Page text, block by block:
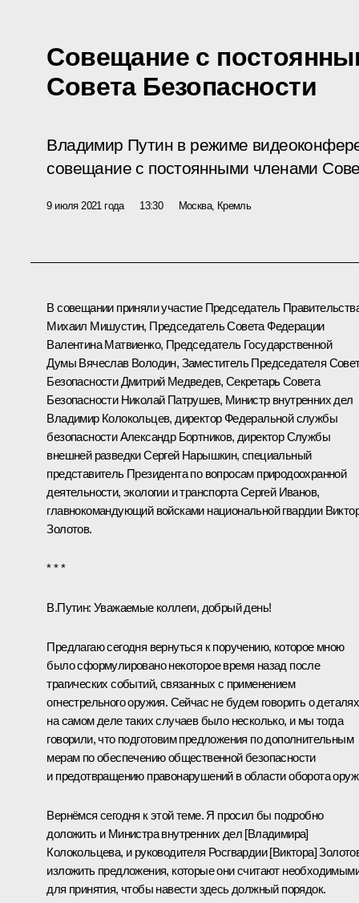
Совещание с
Совета Безопасности
Владимир Путин в режиме
совещание с постоянными членами
9 июля 2021 года 13:30 Москва, Кремль
В совещании приняли участие Председатель
Михаил Мишустин, Председатель Совета Федерации
Валентина Матвиенко, Председатель Государственной
Думы Вячеслав Володин, Заместитель Председателя
БезопасностиДмитрий Медведев, Секретарь Совета
Безопасности Николай Патрушев, Министр внутренних дел
Владимир Колокольцев, директор Федеральной службы
безопасностиАлександр Бортников, директор Службы
внешней разведкиСергей Нарышкин, специальный
представитель Президента по вопросам природоохранной
деятельности, экологии и транспортаСергей Иванов,
главнокомандующий войсками национальной гвардии
Золотов.
* * *
В.Путин: Уважаемые коллеги, добрый день!
Предлагаю сегодня вернуться к поручению, которое мною
было сформулировано некоторое время назад после
трагических событий, связанных с применением
огнестрельного оружия. Сейчас не будем говорить о
на самом деле таких случаев было несколько, и мы тогда
говорили, что подготовим предложения по дополнительным
мерам по обеспечению общественной безопасности
и предотвращению правонарушений в области оборота
Вернёмся сегодня к этой теме. Я просил бы подробно
доложить и Министра внутренних дел [Владимира]
Колокольцева, и руководителя Росгвардии [Виктора]
изложить предложения, которые они считают
для принятия, чтобы навести здесь должный порядок.